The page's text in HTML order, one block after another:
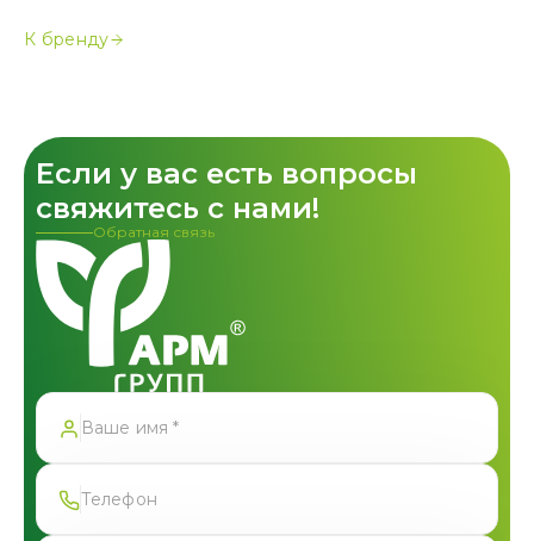
К бренду
Если у вас есть вопросы
свяжитесь с нами!
Обратная связь
Форма успешно отправлена